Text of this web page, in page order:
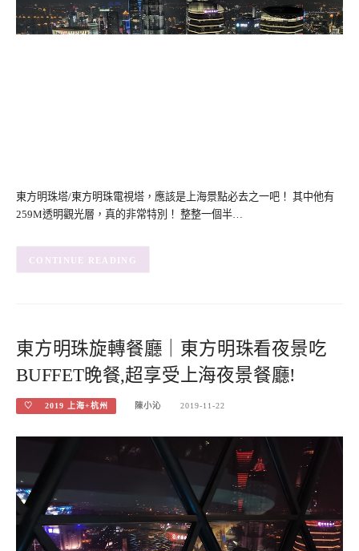
東方明珠塔/東方明珠電視塔，應該是上海景點必去之一吧！ 其中他有
259M透明觀光層，真的非常特別！ 整整一個半…
CONTINUE READING
東方明珠旋轉餐廳｜東方明珠看夜景吃
BUFFET晚餐,超享受上海夜景餐廳!
♡ 2019 上海+杭州 陳小沁 2019-11-22